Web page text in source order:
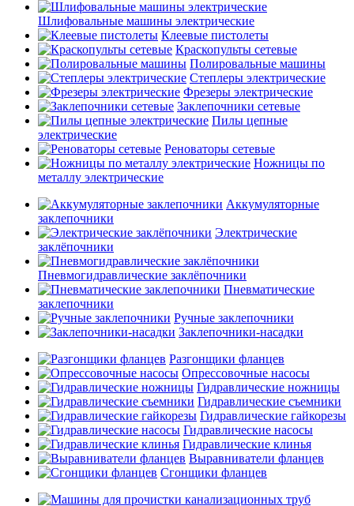
Шлифовальные машины электрические
Клеевые пистолеты
Краскопульты сетевые
Полировальные машины
Степлеры электрические
Фрезеры электрические
Заклепочники сетевые
Пилы цепные
электрические
Реноваторы сетевые
Ножницы по
металлу электрические
Аккумуляторные
заклепочники
Электрические
заклёпочники
Пневмогидравлические заклёпочники
Пневматические
заклепочники
Ручные заклепочники
Заклепочники-насадки
Разгонщики фланцев
Опрессовочные насосы
Гидравлические ножницы
Гидравлические съемники
Гидравлические гайкорезы
Гидравлические насосы
Гидравлические клинья
Выравниватели фланцев
Сгонщики фланцев